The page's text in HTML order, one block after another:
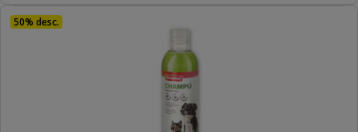
50% desc.